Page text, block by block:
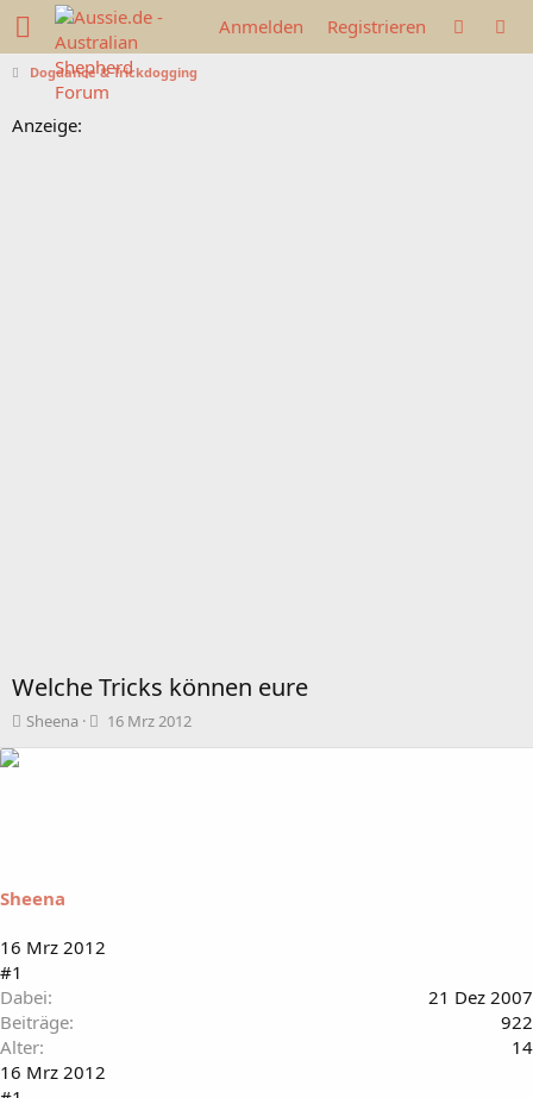
Anmelden Registrieren
Dogdance & Trickdogging
Anzeige:
Welche Tricks können eure
T
r
e
Sheena
B16 Mrz 2012
Sheena
16 Mrz 2012
#1
Dabei
21 Dez 2007
Beiträge
922
Alter
14
16 Mrz 2012